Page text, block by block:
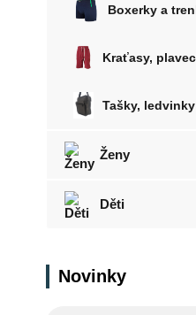
Boxerky a
Kraťasy,
Tašky, ledvinky
Ženy
Děti
Novinky